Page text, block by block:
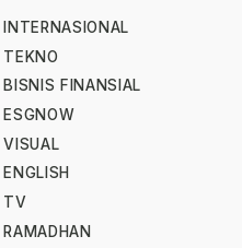
INTERNASIONAL
TEKNO
BISNIS FINANSIAL
ESGNOW
VISUAL
ENGLISH
TV
RAMADHAN